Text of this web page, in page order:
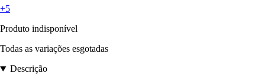
+5
Produto indisponível
Todas as variações esgotadas
Descrição